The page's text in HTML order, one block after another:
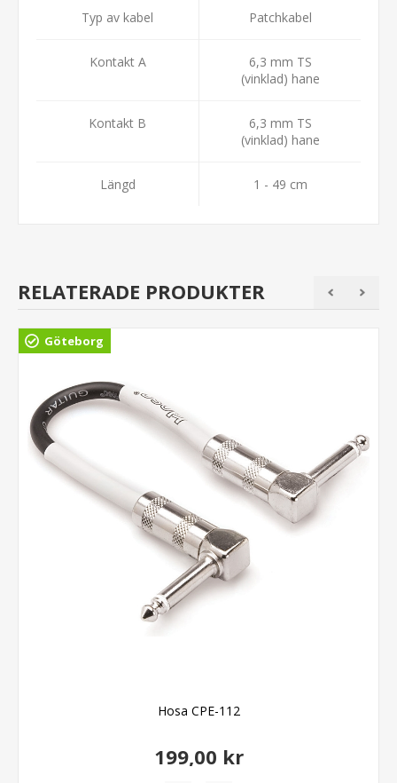
Typ av kabel Patchkabel
Kontakt A
6,3 mm TS
(vinklad) hane
Kontakt B
6,3 mm TS
(vinklad) hane
Längd 1 - 49 cm
RELATERADE PRODUKTER
Göteborg
Hosa CPE-112
199,00 kr